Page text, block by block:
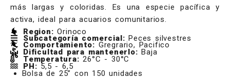
más largas y coloridas. Es una especie pacífica y
activa, ideal para acuarios comunitarios.
Region:Orinoco
Subcategoría comercial:Peces silvestres
Comportamiento: Gregrario, Pacifico
Dificultad para mantenerlo: Baja
Temperatura: 26°C - 30°C
PH: 5,5 - 6,5
Bolsa de 25” con 150 unidades